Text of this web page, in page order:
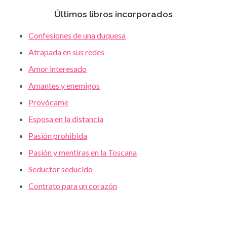
Últimos libros incorporados
Confesiones de una duquesa
Atrapada en sus redes
Amor interesado
Amantes y enemigos
Provócame
Esposa en la distancia
Pasión prohibida
Pasión y mentiras en la Toscana
Seductor seducido
Contrato para un corazón